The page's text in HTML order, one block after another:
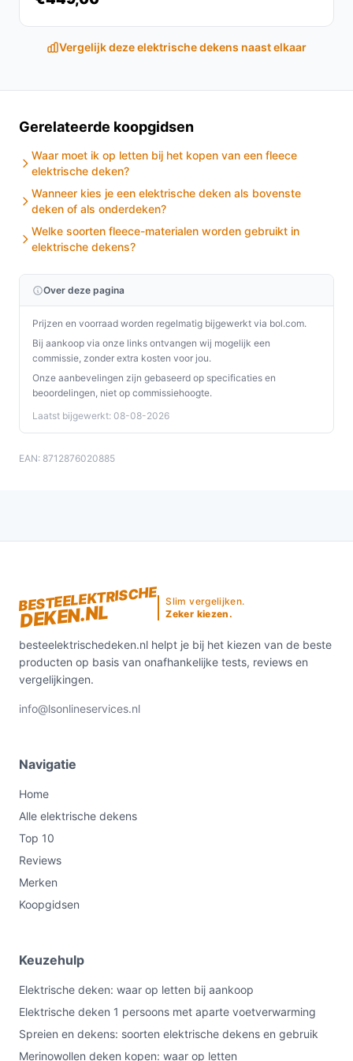
en oververhittingsbeveiliging. Voor intensief of
commercieel gebruik: controleer extra specificaties
zoals wattage en onderhoudsaanbevelingen in de
Waar moet ik op letten bij onderhoud?
Controleer de wasinstructies in de handleiding: de
fabrikant noemt wassen op maximaal 30°C en niet
centrifugeren of uitwringen. Verwijder de schakelaar
voor het wassen en laat de deken volgens de
aanwijzingen drogen. Controleer ook of het
afkoppelbare snoer correct bevestigd en in goede staat
is.
Wat is de belangrijkste afweging bij dit type product?
De belangrijkste trade-off is grootte versus gerichte
warmte: een compacte eenpersoons onderdeken biedt
snelle, lokale verwarming (met aparte voetzone) maar is
niet geschikt voor bredere of tweepersoonsbedden.
Controleer daarnaast het wattage als energieverbruik of
opwarmingstijd voor jou belangrijk is.
Conclusie
De Inventum HN1312V is een compacte eenpersoons
koude voeten of snel je bed wilt voorverwarmen. Minder
Bekijk varianten en actuele prijzen op
besteelektrischedeken.nl voordat je kiest.
Vergelijk deze elektrische dekens naast elkaar
Gerelateerde koopgidsen
Waar moet ik op letten bij het kopen van een fleece
elektrische deken?
Wanneer kies je een elektrische deken als bovenste
deken of als onderdeken?
Welke soorten fleece-materialen worden gebruikt in
elektrische dekens?
Over deze pagina
Prijzen en voorraad worden regelmatig bijgewerkt via bol.com.
Bij aankoop via onze links ontvangen wij mogelijk een
commissie, zonder extra kosten voor jou.
Onze aanbevelingen zijn gebaseerd op specificaties en
beoordelingen, niet op commissiehoogte.
Laatst bijgewerkt: 08-08-2026
EAN: 8712876020885
BESTEELEKTRISCHE
DEKEN.NL
Slim vergelijken.
Zeker kiezen.
besteelektrischedeken.nl helpt je bij het kiezen van de beste
producten op basis van onafhankelijke tests, reviews en
vergelijkingen.
info@lsonlineservices.nl
Navigatie
Home
Alle elektrische dekens
Top 10
Reviews
Merken
Koopgidsen
Keuzehulp
Elektrische deken: waar op letten bij aankoop
Elektrische deken 1 persoons met aparte voetverwarming
Spreien en dekens: soorten elektrische dekens en gebruik
Merinowollen deken kopen: waar op letten